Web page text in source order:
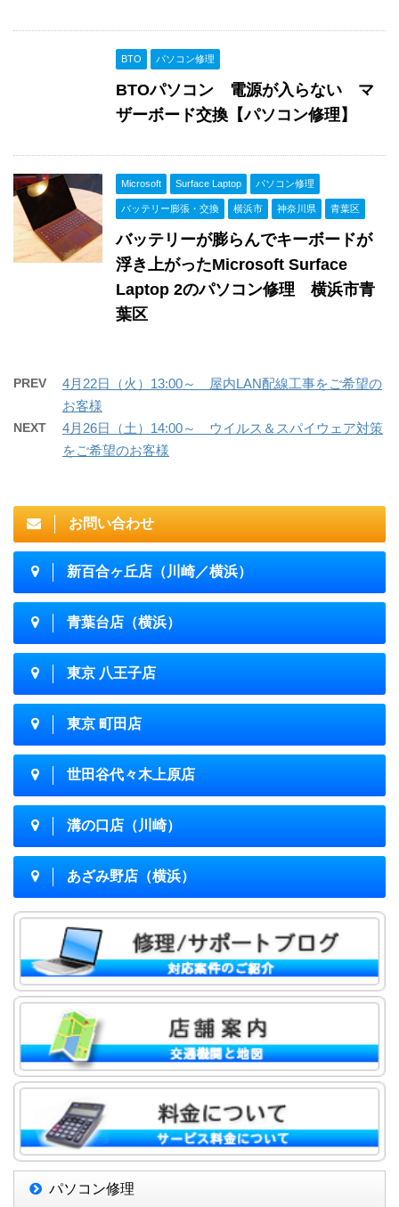
BTO パソコン修理
BTOパソコン 電源が入らない マ
ザーボード交換【パソコン修理】
Microsoft Surface Laptop パソコン修理
バッテリー膨張・交換 横浜市 神奈川県 青葉区
バッテリーが膨らんでキーボードが
浮き上がったMicrosoft Surface
Laptop 2のパソコン修理 横浜市青
葉区
PREV
4月22日（火）13:00～ 屋内LAN配線工事をご希望の
お客様
NEXT
4月26日（土）14:00～ ウイルス＆スパイウェア対策
をご希望のお客様
お問い合わせ
新百合ヶ丘店（川崎／横浜）
青葉台店（横浜）
東京 八王子店
東京 町田店
世田谷代々木上原店
溝の口店（川崎）
あざみ野店（横浜）
パソコン修理